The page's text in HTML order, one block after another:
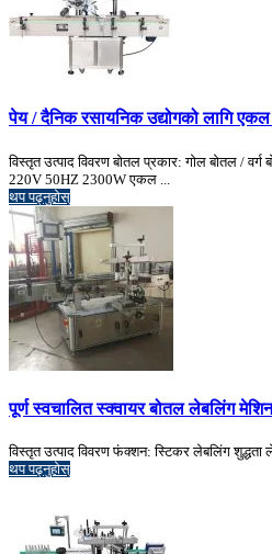
पेय / दैनिक रसायनिक उद्योगको लागि
विस्तृत उत्पाद विवरण बोतल प्रकार: गोल बोतल /
220V 50HZ 2300W एकल ...
थप पढ्नुहोस्
पूर्ण स्वचालित स्क्वायर बोतल लेबलिंग
विस्तृत उत्पाद विवरण फंक्शन: स्टिकर लेबलिंग शुद्धता
थप पढ्नुहोस्